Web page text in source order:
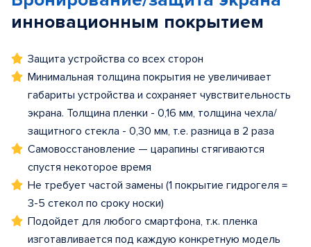
инновационным покрытием
Защита устройства со всех сторон
Минимальная толщина покрытия не увеличивает
габариты устройства и сохраняет чувствительность
экрана. Толщина пленки - 0,16 мм, толщина чехла/
защитного стекла - 0,30 мм, т.е. разница в 2 раза
Самовосстановление — царапины стягиваются
спустя некоторое время
Не требует частой замены (1 покрытие гидрогеля =
3-5 стекол по сроку носки)
Подойдет для любого смартфона, т.к. пленка
изготавливается под каждую конкретную модель